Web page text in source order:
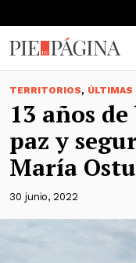
TERRITORIOS, ÚLTIMAS
13 años
paz y
María
30 junio, 2022